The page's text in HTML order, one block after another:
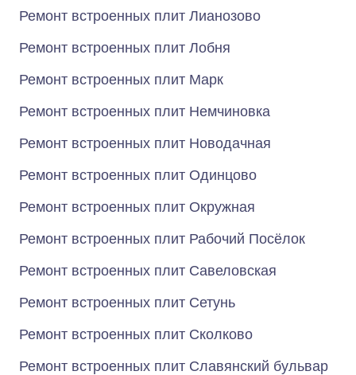
Ремонт встроенных плит Лианозово
Ремонт встроенных плит Лобня
Ремонт встроенных плит Марк
Ремонт встроенных плит Немчиновка
Ремонт встроенных плит Новодачная
Ремонт встроенных плит Одинцово
Ремонт встроенных плит Окружная
Ремонт встроенных плит Рабочий Посёлок
Ремонт встроенных плит Савеловская
Ремонт встроенных плит Сетунь
Ремонт встроенных плит Сколково
Ремонт встроенных плит Славянский бульвар